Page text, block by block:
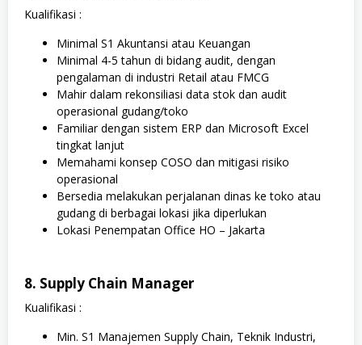
Kualifikasi :
Minimal S1 Akuntansi atau Keuangan
Minimal 4-5 tahun di bidang audit, dengan
pengalaman di industri Retail atau FMCG
Mahir dalam rekonsiliasi data stok dan audit
operasional gudang/toko
Familiar dengan sistem ERP dan Microsoft Excel
tingkat lanjut
Memahami konsep COSO dan mitigasi risiko
operasional
Bersedia melakukan perjalanan dinas ke toko atau
gudang di berbagai lokasi jika diperlukan
Lokasi Penempatan Office HO – Jakarta
8. Supply Chain Manager
Kualifikasi :
Min. S1 Manajemen Supply Chain, Teknik Industri,